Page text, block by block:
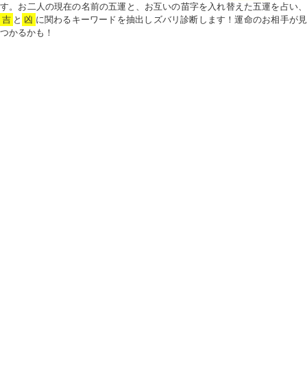
す。お二人の現在の名前の五運と、お互いの苗字を入れ替えた五運を占い、
吉 と 凶 に関わるキーワードを抽出しズバリ診断します！運命のお相手が見
つかるかも！